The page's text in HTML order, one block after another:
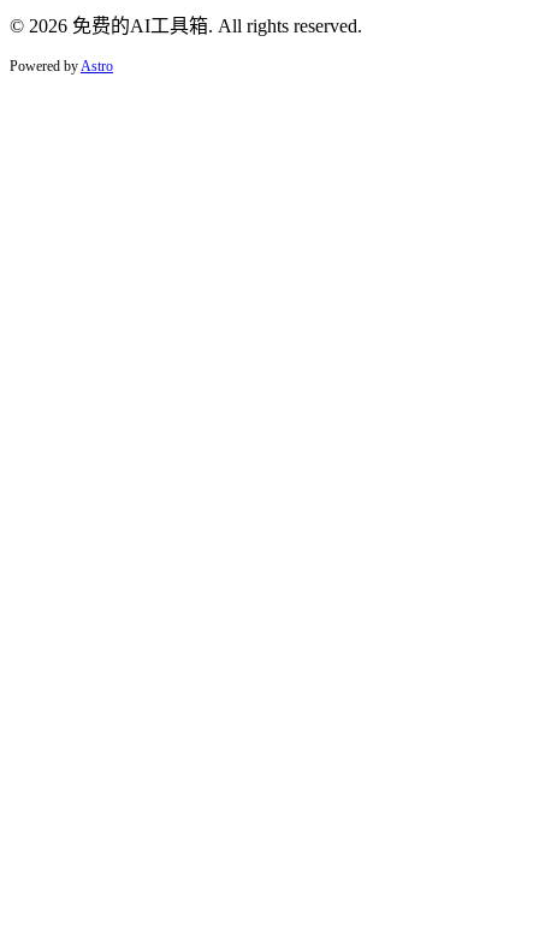
© 2026 免费的AI工具箱. All rights reserved.
Powered byAstro